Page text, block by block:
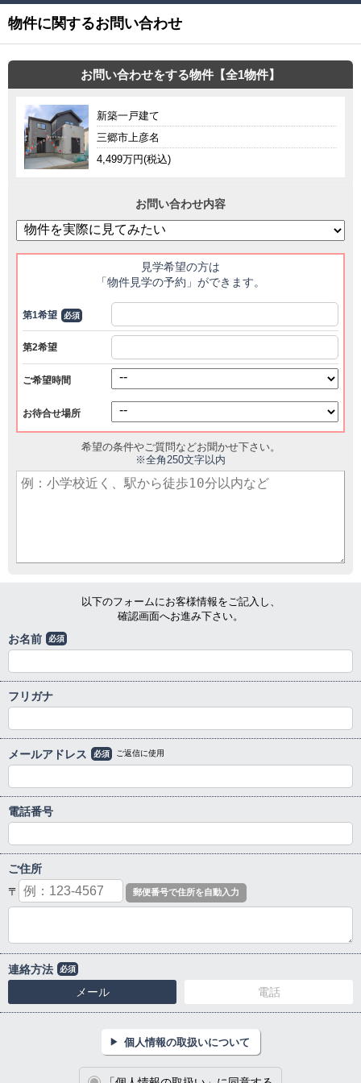
物件に関するお問い合わせ
お問い合わせをする物件【全1物件】
新築一戸建て
三郷市上彦名
4,499万円(税込)
お問い合わせ内容
見学希望の方は
「物件見学の予約」ができます。
第1希望 必須
第2希望
ご希望時間
お待合せ場所
希望の条件やご質問などお聞かせ下さい。
※全角250文字以内
以下のフォームにお客様情報をご記入し、
確認画面へお進み下さい。
お名前 必須
フリガナ
メールアドレス 必須 ご返信に使用
電話番号
ご住所
〒
連絡方法 必須
メール 電話
個人情報の取扱いについて